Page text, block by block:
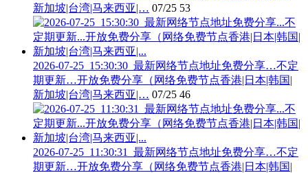
新加坡|台湾|马来西亚|… 07/25 53
2026-07-25_15:30:30_最新网络节点地址免费分享…不定
期更新…开放免费分享（网络免费节点香港|日本|韩国|
新加坡|台湾|马来西亚|… 07/25 46
2026-07-25_11:30:31_最新网络节点地址免费分享…不定
期更新…开放免费分享（网络免费节点香港|日本|韩国|